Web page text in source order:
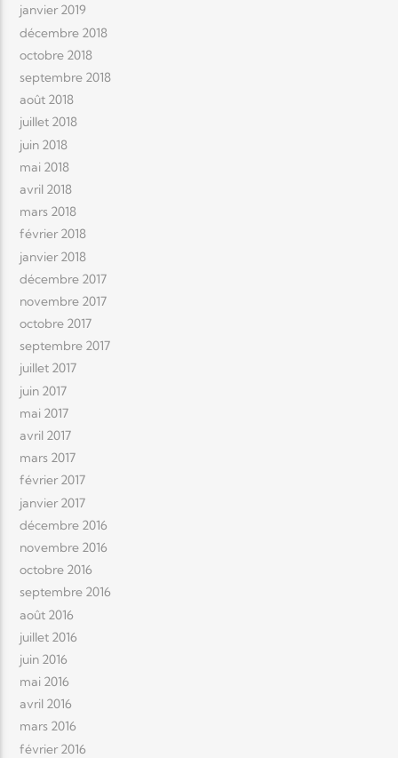
janvier 2019
décembre 2018
octobre 2018
septembre 2018
août 2018
juillet 2018
juin 2018
mai 2018
avril 2018
mars 2018
février 2018
janvier 2018
décembre 2017
novembre 2017
octobre 2017
septembre 2017
juillet 2017
juin 2017
mai 2017
avril 2017
mars 2017
février 2017
janvier 2017
décembre 2016
novembre 2016
octobre 2016
septembre 2016
août 2016
juillet 2016
juin 2016
mai 2016
avril 2016
mars 2016
février 2016